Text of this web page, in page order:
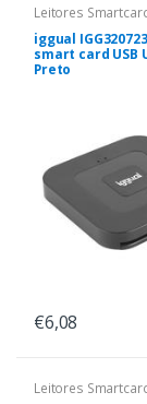
Leitores
iggual
smart card USB
Preto
€6,08
Leitores